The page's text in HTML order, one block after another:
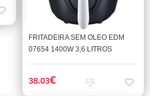
FRITADEIRA SEM OLEO EDM
07654 1400W 3,6 LITROS
38.03€